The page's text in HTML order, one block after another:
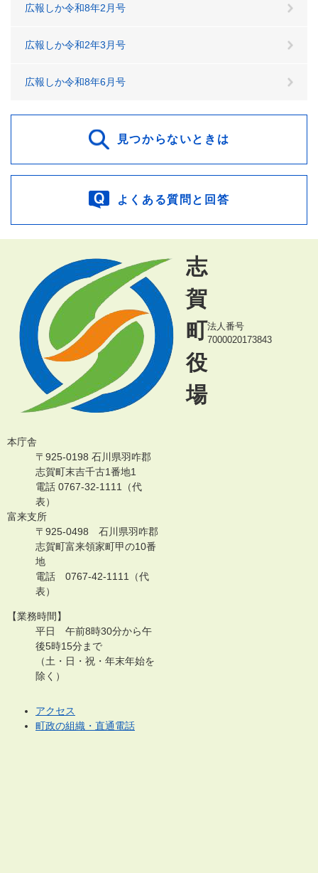
広報しか令和8年2月号
広報しか令和2年3月号
広報しか令和8年6月号
見つからないときは
よくある質問と回答
志
賀
町
役
場
法人番号
7000020173843
本庁舎
〒925-0198 石川県羽咋郡
志賀町末吉千古1番地1
電話 0767-32-1111（代
表）
富来支所
〒925-0498 石川県羽咋郡
志賀町富来領家町甲の10番
地
電話 0767-42-1111（代
表）
【業務時間】
平日 午前8時30分から午
後5時15分まで
（土・日・祝・年末年始を
除く）
アクセス
町政の組織・直通電話